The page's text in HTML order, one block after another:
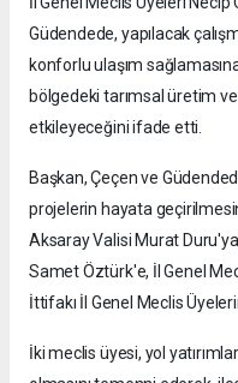
Güdendede, yapılacak
konforlu ulaşım
bölgedeki tarımsal üretim
etkileyeceğini ifade etti.
Başkan, Çeçen ve
projelerin hayata
Aksaray Valisi Murat
Samet Öztürk'e, İl Genel
İttifakı İl Genel Meclis
İki meclis üyesi, yol